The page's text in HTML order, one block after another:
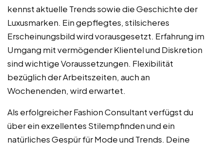
kennst aktuelle Trends sowie die Geschichte der
Luxusmarken. Ein gepflegtes, stilsicheres
Erscheinungsbild wird vorausgesetzt. Erfahrung im
Umgang mit vermögender Klientel und Diskretion
sind wichtige Voraussetzungen. Flexibilität
bezüglich der Arbeitszeiten, auch an
Wochenenden, wird erwartet.
Als erfolgreicher Fashion Consultant verfügst du
über ein exzellentes Stilempfinden und ein
natürliches Gespür für Mode und Trends. Deine